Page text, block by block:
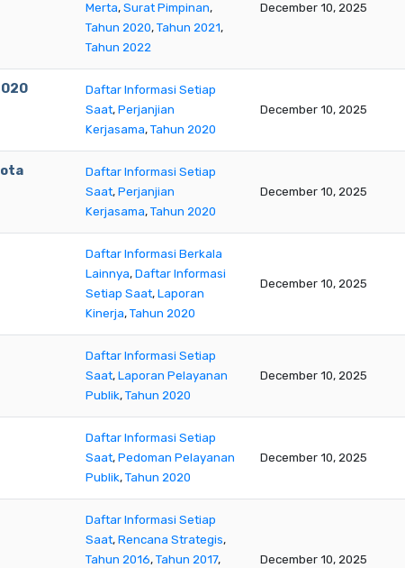
Merta, Surat Pimpinan,
Tahun 2020, Tahun 2021,
Tahun 2022
December 10, 2025
Daftar Informasi Setiap
Saat, Perjanjian
Kerjasama, Tahun 2020
December 10, 2025
Daftar Informasi Setiap
Saat, Perjanjian
Kerjasama, Tahun 2020
December 10, 2025
Daftar Informasi Berkala
Lainnya, Daftar Informasi
Setiap Saat, Laporan
Kinerja, Tahun 2020
December 10, 2025
Daftar Informasi Setiap
Saat, Laporan Pelayanan
Publik, Tahun 2020
December 10, 2025
Daftar Informasi Setiap
Saat, Pedoman Pelayanan
Publik, Tahun 2020
December 10, 2025
Daftar Informasi Setiap
Saat, Rencana Strategis,
Tahun 2016, Tahun 2017,
December 10, 2025